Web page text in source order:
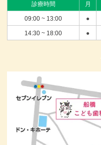
診療時間 月
09:00 ~ 13:00 ●
14:30 ~ 18:00 ●